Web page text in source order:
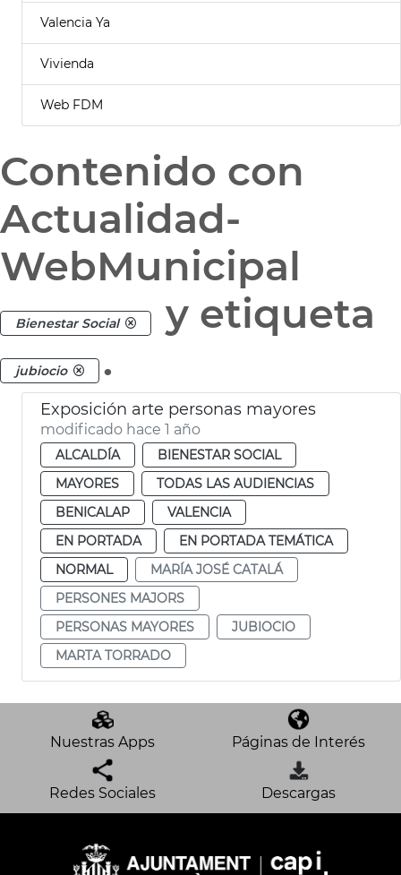
Valencia Ya
Vivienda
Web FDM
Contenido con
Actualidad-
WebMunicipal
Bienestar Social y etiqueta
jubiocio .
Exposición arte personas mayores
modificado hace 1 año
ALCALDÍA
BIENESTAR SOCIAL
MAYORES
TODAS LAS AUDIENCIAS
BENICALAP
VALENCIA
EN PORTADA
EN PORTADA TEMÁTICA
NORMAL
MARÍA JOSÉ CATALÁ
PERSONES MAJORS
PERSONAS MAYORES
JUBIOCIO
MARTA TORRADO
Nuestras Apps Páginas de Interés
Redes Sociales Descargas